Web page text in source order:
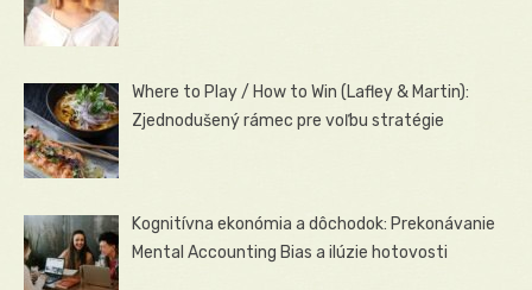
Where to Play / How to Win (Lafley & Martin):
Zjednodušený rámec pre voľbu stratégie
Kognitívna ekonómia a dôchodok: Prekonávanie
Mental Accounting Bias a ilúzie hotovosti